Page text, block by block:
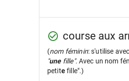
course aux
(nom féminin: s'utilise
"unefille". Avec un nom
petitefille".)